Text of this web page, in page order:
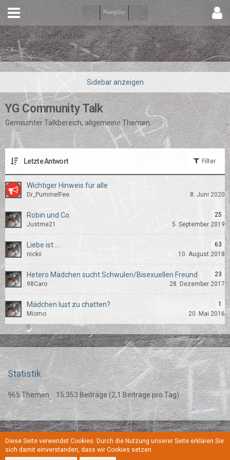
Talk, Tratsch und Fun
YG Community Talk
Gemischter Talkbereich, allgemeine Themen.
Letzte Antwort Filter
Wichtiger Hinweis für alle
Dr_PummelFee 8. Juni 2020
Robin und Co.
25
Justme21
5. September 2019
Liebe ist ...
63
nickii
10. August 2018
Hetero Mädchen sucht Schwulen/Bisexuellen Freund
23
98Caro
28. Dezember 2017
Mädchen lust zu chatten?
1
Miomo
20. Mai 2016
Statistik
965 Themen 15.353 Beiträge (2,1 Beiträge pro Tag)
Regeln Datenschutzerklärung Kontakt
Diese Seite verwendet Cookies. Durch die Nutzung unserer Seite erklären Sie
sich damit einverstanden, dass wir Cookies setzen.